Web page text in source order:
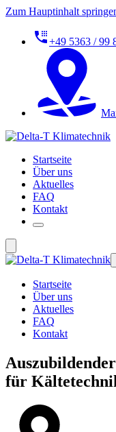
Zum Hauptinhalt
+49 5363 / 99
Startseite
Über uns
Aktuelles
FAQ
Kontakt
Startseite
Über uns
Aktuelles
FAQ
Kontakt
für